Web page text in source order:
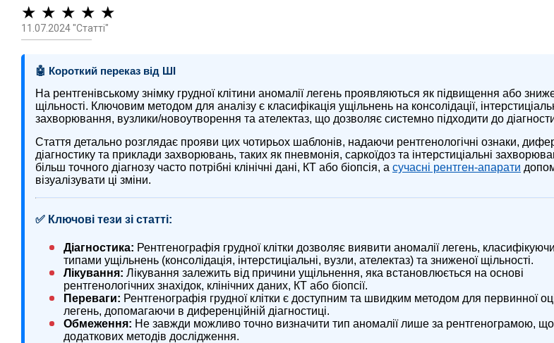
★ ★ ★ ★ ★
11.07.2024 "Статті"
🤖 Короткий переказ від ШІ
На рентгенівському знімку грудної клітини аномалії легень проявляються як підвищення або
щільності. Ключовим методом для аналізу є класифікація ущільнень на консолідації,
захворювання, вузлики/новоутворення та ателектаз, що дозволяє системно підходити до
Стаття детально розглядає прояви цих чотирьох шаблонів, надаючи рентгенологічні ознаки,
діагностику та приклади захворювань, таких як пневмонія, саркоїдоз та інтерстиціальні
більш точного діагнозу часто потрібні клінічні дані, КТ або біопсія, а сучасні рентген-апарати
візуалізувати ці зміни.
✅ Ключові тези зі статті:
Діагностика: Рентгенографія грудної клітки дозволяє виявити аномалії легень, класифікуючи
типами ущільнень (консолідація, інтерстиціальні, вузли, ателектаз) та зниженої щільності.
Лікування: Лікування залежить від причини ущільнення, яка встановлюється на основі
рентгенологічних знахідок, клінічних даних, КТ або біопсії.
Переваги: Рентгенографія грудної клітки є доступним та швидким методом для первинної
легень, допомагаючи в диференційній діагностиці.
Обмеження: Не завжди можливо точно визначити тип аномалії лише за рентгенограмою,
додаткових методів дослідження.